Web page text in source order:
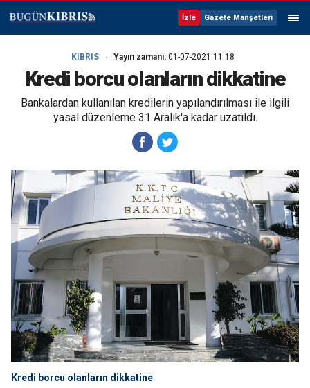
İzle Gazete Manşetleri
KIBRIS Yayın zamanı: 01-07-2021 11:18
Kredi borcu olanların dikkatine
Bankalardan kullanılan kredilerin yapılandırılması ile ilgili
yasal düzenleme 31 Aralık'a kadar uzatıldı.
Kredi borcu olanların dikkatine